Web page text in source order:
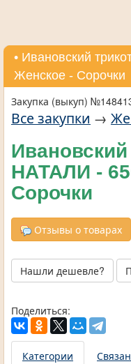
• Ивановский
Женское - Сорочки
Закупка (выкуп)
Все закупки →
НАТАЛИ -
Сорочки
Отзывы о товарах
Нашли дешевле?
Поделиться:
Категории